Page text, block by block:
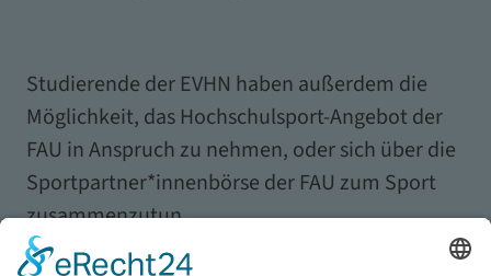
Studierende der EVHN haben außerdem die
Möglichkeit, das Hochschulsport-Angebot der
FAU in Anspruch zu nehmen, oder sich über die
Sportpartner*innenbörse der FAU zum Sport
zusammenzutun.